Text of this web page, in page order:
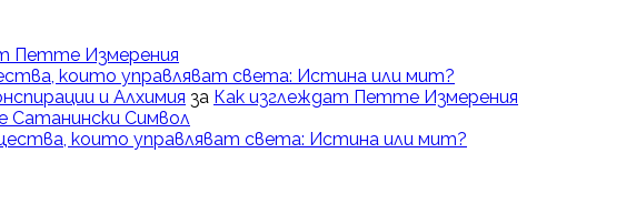
Петте Измерения
които управляват света: Истина или мит?
и Алхимия за Как изглеждат Петте Измерения
Сатанински Символ
които управляват света: Истина или мит?